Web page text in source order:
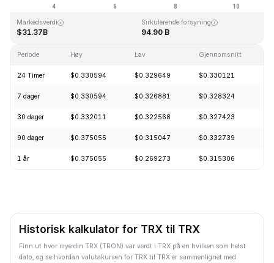
$0.431288 $0.001804
Markedsverdi
$31.37B
Sirkulerende forsyning
94.90 B
Periode Høy Lav Gjennomsnitt
24 Timer $0.330594 $0.329649 $0.330121
7 dager $0.330594 $0.326881 $0.328324
30 dager $0.332011 $0.322568 $0.327423
90 dager $0.375055 $0.315047 $0.332739
1 år $0.375055 $0.269273 $0.315306
Historisk kalkulator for TRX til TRX
Finn ut hvor mye din TRX (TRON) var verdt i TRX på en hvilken som helst
dato, og se hvordan valutakursen for TRX til TRX er sammenlignet med